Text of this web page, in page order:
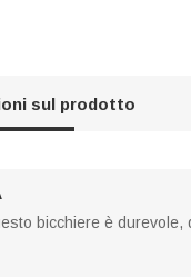
sul prodotto
bicchiere è